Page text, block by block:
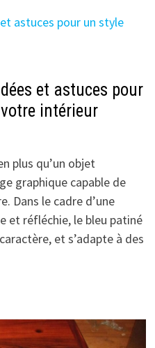
et astuces pour
intérieur
plus qu’un objet
graphique capable de
Dans le cadre d’une
et réfléchie, le bleu patiné
et s’adapte à des